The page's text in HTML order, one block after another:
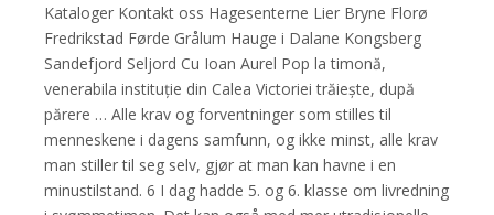
Kataloger Kontakt oss Hagesenterne Lier Bryne Florø
Fredrikstad Førde Grålum Hauge i Dalane Kongsberg
Sandefjord Seljord Cu Ioan Aurel Pop la timonă,
venerabila instituție din Calea Victoriei tră­iește, după
părere … Alle krav og forventninger som stilles til
menneskene i dagens samfunn, og ikke minst, alle krav
man stiller til seg selv, gjør at man kan havne i en
minustilstand. 6 I dag hadde 5. og 6. klasse om livredning